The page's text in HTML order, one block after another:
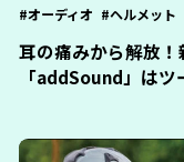
オーディオ ヘルメット
耳の痛みから解放
「addSound」はツ